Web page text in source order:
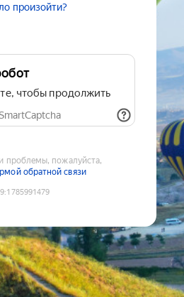
произойти?
чтобы продолжить
проблемы, пожалуйста,
обратной связи
:1785991479